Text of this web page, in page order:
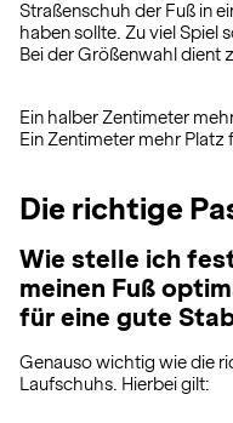
Straßenschuh der Fuß in
haben sollte. Zu viel Spiel
Bei der Größenwahl dient
Ein halber Zentimeter
Ein Zentimeter mehr Platz
Die richtige
Wie stelle ich
meinen Fuß
für eine gute
Genauso wichtig wie die
Laufschuhs. Hierbei gilt: